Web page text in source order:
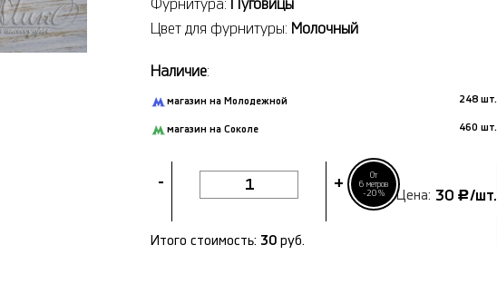
Фурнитура: Пуговицы
Цвет для фурнитуры: Молочный
Наличие:
магазин на Молодежной 248 шт.
магазин на Соколе 460 шт.
- +
От
6 метров
-20%
Цена: 30 Р/шт.
Итого стоимость: 30 руб.